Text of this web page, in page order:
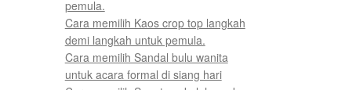
pemula.
Cara memilih Kaos crop top langkah
demi langkah untuk pemula.
Cara memilih Sandal bulu wanita
untuk acara formal di siang hari